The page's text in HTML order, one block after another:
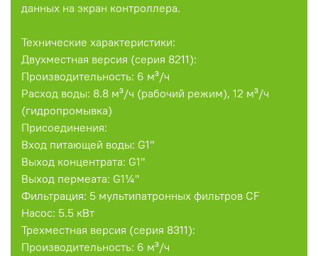
данных на экран контроллера.
Технические характеристики:
Двухместная версия (серия 8211):
Производительность: 6 м³/ч
Расход воды: 8.8 м³/ч (рабочий режим), 12 м³/ч
(гидропромывка)
Присоединения:
Вход питающей воды: G1"
Выход концентрата: G1"
Выход пермеата: G1¼"
Фильтрация: 5 мультипатронных фильтров CF
Насос: 5.5 кВт
Трехместная версия (серия 8311):
Производительность: 6 м³/ч